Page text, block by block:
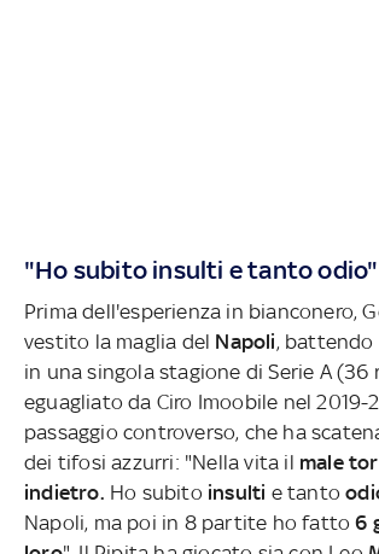
"Ho subito insulti e tanto odio"
Prima dell'esperienza in bianconero,
vestito la maglia del Napoli, battendo
in una singola stagione di Serie A (36
eguagliato da Ciro Imoobile nel 2019-
passaggio controverso, che ha
dei tifosi azzurri: "Nella vita il male
indietro. Ho subito insulti e tanto
Napoli, ma poi in 8 partite ho fatto6